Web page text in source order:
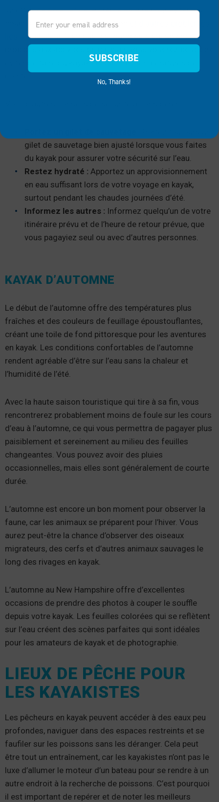
lunettes de soleil et de la crème solaire pour éviter les
coups de soleil, la déshydratation
liés à la chaleur. Bien que les journées d’été soient
propices aux activités de plein air, vous voudrez peut-être
éviter de faire du kayak pendant les températures de
gilet de sauvetage bien ajusté lorsque vous faites
du kayak pour assurer votre sécurité sur l’eau.
Restez hydraté : Apportez un approvisionnement
en eau suffisant lors de votre voyage en kayak,
surtout pendant les chaudes journées d’été.
Informez les autres : Informez quelqu’un de votre
itinéraire prévu et de l’heure de retour prévue, que
vous pagayiez seul ou avec d’autres personnes.
KAYAK D’AUTOMNE
Le début de l’automne offre des températures plus
fraîches et des couleurs de feuillage époustouflantes,
créant une toile de fond pittoresque pour les aventures
en kayak. Les conditions confortables de l’automne
rendent agréable d’être sur l’eau sans la chaleur et
l’humidité de l’été.
Avec la haute saison touristique qui tire à sa fin, vous
rencontrerez probablement moins de foule sur les cours
d’eau à l’automne, ce qui vous permettra de pagayer plus
paisiblement et sereinement au milieu des feuilles
changeantes. Vous pouvez avoir des pluies
occasionnelles, mais elles sont généralement de courte
durée.
L’automne est encore un bon moment pour observer la
faune, car les animaux se préparent pour l’hiver. Vous
aurez peut-être la chance d’observer des oiseaux
migrateurs, des cerfs et d’autres animaux sauvages le
long des rivages en kayak.
L’automne au New Hampshire offre d’excellentes
occasions de prendre des photos à couper le souffle
depuis votre kayak. Les feuilles colorées qui se reflètent
sur l’eau créent des scènes parfaites qui sont idéales
pour les amateurs de kayak et de photographie.
LIEUX DE PÊCHE POUR
LES KAYAKISTES
Les pêcheurs en kayak peuvent accéder à des eaux peu
profondes, naviguer dans des espaces restreints et se
faufiler sur les poissons sans les déranger. Cela peut
être tout un entraînement, car les kayakistes n’ont pas le
luxe d’allumer le moteur d’un bateau pour se rendre à un
autre endroit à la recherche de poissons. C’est pourquoi
il est important de repérer et de noter les meilleurs
Email
SUBSCRIBE
No, Thanks!